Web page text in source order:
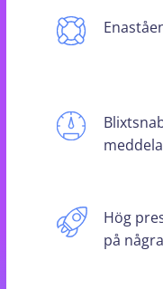
Hög
på